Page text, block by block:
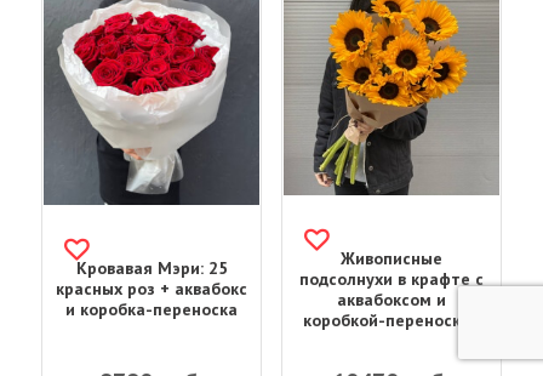
Кровавая Мэри: 25
красных роз + аквабокс
и коробка-переноска
Живописные
подсолнухи в крафте с
аквабоксом и
коробкой-переноской